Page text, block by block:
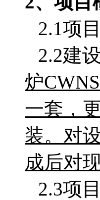
2.1项
2.2建
炉
一套，
装。对
成后对
2.3项